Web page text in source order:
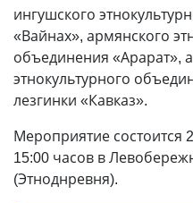
ингушского
«Вайнах», армянского
объединения «Арарат»,
этнокультурного
лезгинки «Кавказ».
Мероприятие состоится
15:00 часов в
(Этноднревня).